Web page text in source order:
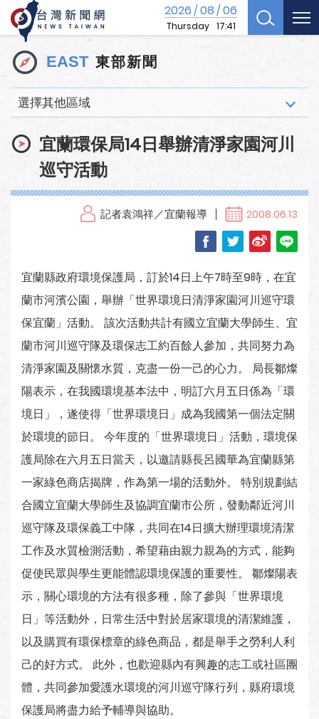
2026/08/06
Thursday 17:41
EAST 東部新聞
選擇其他區域
宜蘭環保局14日舉辦清淨家園河川
巡守活動
記者袁鴻祥／宜蘭報導 2008.06.13
宜蘭縣政府環境保護局，訂於14日上午7時至9時，在宜
蘭市河濱公園，舉辦「世界環境日清淨家園河川巡守環
保宜蘭」活動。 該次活動共計有國立宜蘭大學師生、宜
蘭市河川巡守隊及環保志工約百餘人參加，共同努力為
清淨家園及關懷水質，克盡一份一己的心力。 局長鄒燦
陽表示，在我國環境基本法中，明訂六月五日係為「環
境日」，遂使得「世界環境日」成為我國第一個法定關
於環境的節日。 今年度的「世界環境日」活動，環境保
護局除在六月五日當天，以邀請縣長呂國華為宜蘭縣第
一家綠色商店揭牌，作為第一場的活動外。 特別規劃結
合國立宜蘭大學師生及協調宜蘭市公所，發動鄰近河川
巡守隊及環保義工中隊，共同在14日擴大辦理環境清潔
工作及水質檢測活動，希望藉由親力親為的方式，能夠
促使民眾與學生更能體認環境保護的重要性。 鄒燦陽表
示，關心環境的方法有很多種，除了參與「世界環境
日」等活動外，日常生活中對於居家環境的清潔維護，
以及購買有環保標章的綠色商品，都是舉手之勞利人利
己的好方式。 此外，也歡迎縣內有興趣的志工或社區團
體，共同參加愛護水環境的河川巡守隊行列，縣府環境
保護局將盡力給予輔導與協助。